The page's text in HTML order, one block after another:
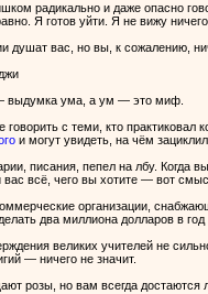
радикально и даже опасно
Я готов уйти. Я не вижу
душат вас, но вы, к сожалению,
выдумка ума, а ум — это миф.
говорить с теми, кто
и могут увидеть, на чём
писания, пепел на лбу. Когда
вас всё, чего вы хотите — вот
организации,
два миллиона долларов в
великих учителей не
— ничего не значит.
розы, но вам всегда